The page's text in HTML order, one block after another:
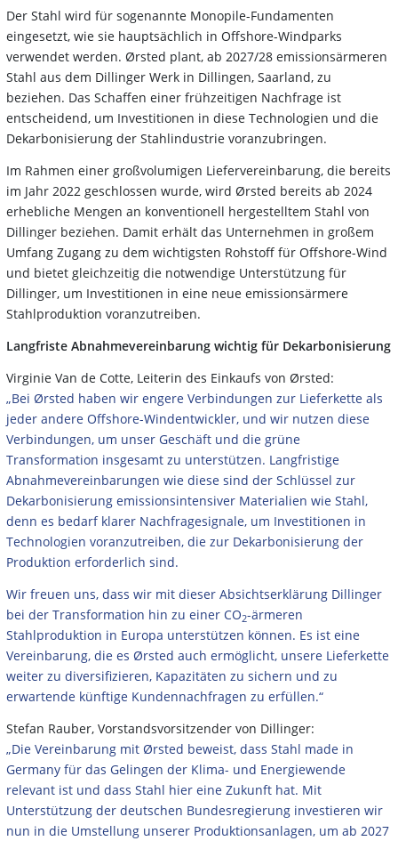
Der Stahl wird für sogenannte Monopile-Fundamenten
eingesetzt, wie sie hauptsächlich in Offshore-Windparks
verwendet werden. Ørsted plant, ab 2027/28 emissionsärmeren
Stahl aus dem Dillinger Werk in Dillingen, Saarland, zu
beziehen. Das Schaffen einer frühzeitigen Nachfrage ist
entscheidend, um Investitionen in diese Technologien und die
Dekarbonisierung der Stahlindustrie voranzubringen.
Im Rahmen einer großvolumigen Liefervereinbarung, die bereits
im Jahr 2022 geschlossen wurde, wird Ørsted bereits ab 2024
erhebliche Mengen an konventionell hergestelltem Stahl von
Dillinger beziehen. Damit erhält das Unternehmen in großem
Umfang Zugang zu dem wichtigsten Rohstoff für Offshore-Wind
und bietet gleichzeitig die notwendige Unterstützung für
Dillinger, um Investitionen in eine neue emissionsärmere
Stahlproduktion voranzutreiben.
Langfriste Abnahmevereinbarung wichtig für Dekarbonisierung
Virginie Van de Cotte, Leiterin des Einkaufs von Ørsted:
„Bei Ørsted haben wir engere Verbindungen zur Lieferkette als
jeder andere Offshore-Windentwickler, und wir nutzen diese
Verbindungen, um unser Geschäft und die grüne
Transformation insgesamt zu unterstützen. Langfristige
Abnahmevereinbarungen wie diese sind der Schlüssel zur
Dekarbonisierung emissionsintensiver Materialien wie Stahl,
denn es bedarf klarer Nachfragesignale, um Investitionen in
Technologien voranzutreiben, die zur Dekarbonisierung der
Produktion erforderlich sind.
Wir freuen uns, dass wir mit dieser Absichtserklärung Dillinger
bei der Transformation hin zu einer CO2-ärmeren
Stahlproduktion in Europa unterstützen können. Es ist eine
Vereinbarung, die es Ørsted auch ermöglicht, unsere Lieferkette
weiter zu diversifizieren, Kapazitäten zu sichern und zu
erwartende künftige Kundennachfragen zu erfüllen.“
Stefan Rauber, Vorstandsvorsitzender von Dillinger:
„Die Vereinbarung mit Ørsted beweist, dass Stahl made in
Germany für das Gelingen der Klima- und Energiewende
relevant ist und dass Stahl hier eine Zukunft hat. Mit
Unterstützung der deutschen Bundesregierung investieren wir
nun in die Umstellung unserer Produktionsanlagen, um ab 2027